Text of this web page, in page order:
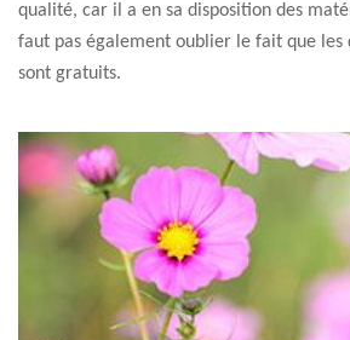
qualité, car il a en sa disposition des
faut pas également oublier le fait que les
sont gratuits.